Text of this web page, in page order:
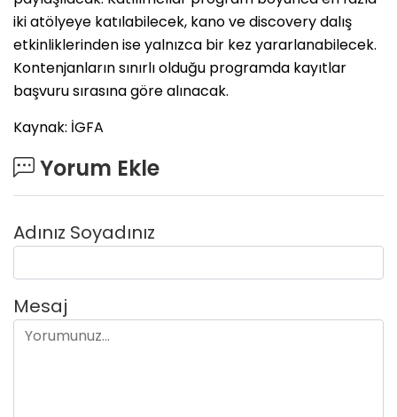
iki atölyeye katılabilecek, kano ve discovery dalış
etkinliklerinden ise yalnızca bir kez yararlanabilecek.
Kontenjanların sınırlı olduğu programda kayıtlar
başvuru sırasına göre alınacak.
Kaynak: İGFA
Yorum Ekle
Adınız Soyadınız
Mesaj